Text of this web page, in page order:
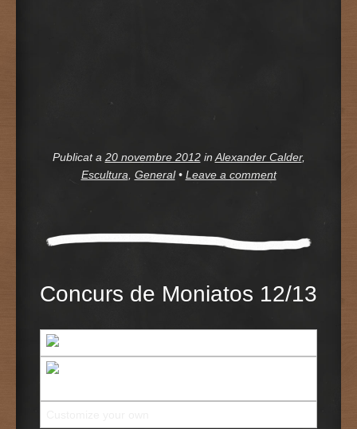
Publicat a 20 novembre 2012 in Alexander Calder,
Escultura General • Leave a comment
Concurs de Moniatos 12/13